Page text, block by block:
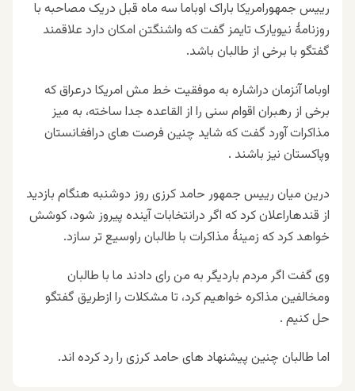
رییس جمهورامریکا باراک اوباما سه ماه قبل دریک مصاحبه با
روزنامۀ نیویارک تایمز گفت که واشنگتن امکان دارد علاقمند
گفتگو با برخی از طالبان باشد.
اوباما آنزمان دراشاره به موفقیت خط مش امریکا درعراق که
برخی از رهبران اقوام سنی را از القاعده جدا ساخته، به میز
مذاکرات آورد گفت که شاید چنین فرصت های درافغانستان
وپاکستان نیز باشند .
درین میان رییس جمهور حامد کرزی روز دوشنبه هنگام بازدید
از قندهاراعلان کرد که اگر درانتخابات آینده پیروز شود، کوشش
خواهد کرد که زمینۀ مذاکرات با طالبان راوسیع تر سازد.
وی گفت اگر مردم باردیگر به من رای دادند ما با طالبان
ومخالفین مذاکره خواهیم کرد، تا مشکلات را ازطریق گفتگو
حل کنیم .
اما طالبان چنین پیشنهاد های حامد کرزی را رد کرده اند.